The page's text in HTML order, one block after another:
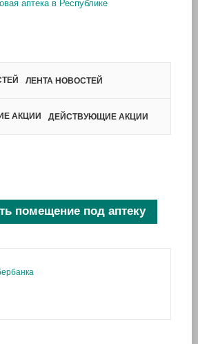
аптека в Республике
ЛЕНТА НОВОСТЕЙ
ДЕЙСТВУЮЩИЕ АКЦИИ
помещение под аптеку